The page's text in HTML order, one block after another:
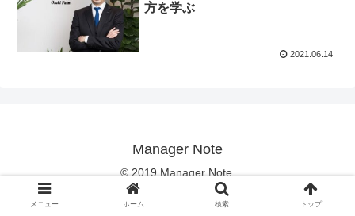
方を学ぶ
2021.06.14
Manager Note
© 2019 Manager Note.
メニュー ホーム 検索 トップ